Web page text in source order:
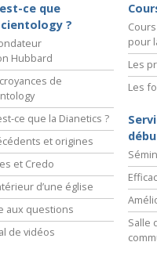
ce que
?
Hubbard
de
ce que la Dianetics ?
et origines
et Credo
d’une église
aux questions
de vidéos
pour
Les
Les
Salle